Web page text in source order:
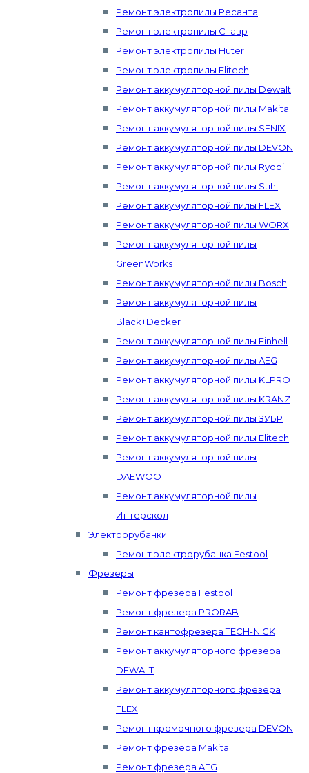
Ремонт электропилы Ресанта
Ремонт электропилы Ставр
Ремонт электропилы Huter
Ремонт электропилы Elitech
Ремонт аккумуляторной пилы Dewalt
Ремонт аккумуляторной пилы Makita
Ремонт аккумуляторной пилы SENIX
Ремонт аккумуляторной пилы DEVON
Ремонт аккумуляторной пилы Ryobi
Ремонт аккумуляторной пилы Stihl
Ремонт аккумуляторной пилы FLEX
Ремонт аккумуляторной пилы WORX
Ремонт аккумуляторной пилы
GreenWorks
Ремонт аккумуляторной пилы Bosch
Ремонт аккумуляторной пилы
Black+Decker
Ремонт аккумуляторной пилы Einhell
Ремонт аккумуляторной пилы AEG
Ремонт аккумуляторной пилы KLPRO
Ремонт аккумуляторной пилы KRANZ
Ремонт аккумуляторной пилы ЗУБР
Ремонт аккумуляторной пилы Elitech
Ремонт аккумуляторной пилы
DAEWOO
Ремонт аккумуляторной пилы
Интерскол
Электрорубанки
Ремонт электрорубанка Festool
Фрезеры
Ремонт фрезера Festool
Ремонт фрезера PRORAB
Ремонт кантофрезера TECH-NICK
Ремонт аккумуляторного фрезера
DEWALT
Ремонт аккумуляторного фрезера
FLEX
Ремонт кромочного фрезера DEVON
Ремонт фрезера Makita
Ремонт фрезера AEG